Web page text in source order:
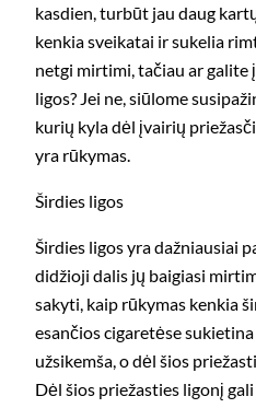
kasdien, turbūt jau daug
kenkia sveikatai ir sukelia
netgi mirtimi, tačiau ar galite
ligos? Jei ne, siūlome
kurių kyla dėl įvairių
yra rūkymas.
Širdies ligos
Širdies ligos yra dažniausiai
didžioji dalis jų baigiasi
sakyti, kaip rūkymas kenkia
esančios cigaretėse
užsikemša, o dėl šios
Dėl šios priežasties ligonį